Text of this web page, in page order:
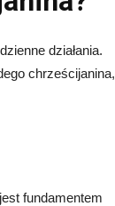
działania.
chrześcijanina,
fundamentem